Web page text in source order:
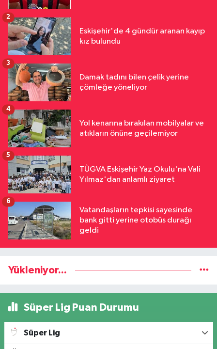
Eskişehir'de 4 gündür aranan kayıp
kız bulundu
2
Damak tadını bilen çelik yerine
çömleğe yöneliyor
3
Yol kenarına bırakılan mobilyalar ve
atıkların önüne geçilemiyor
4
TÜGVA Eskişehir Yaz Okulu'na Vali
Yılmaz'dan anlamlı ziyaret
5
Vatandaşların tepkisi sayesinde
bank gitti yerine otobüs durağı
geldi
6
Yükleniyor...
Süper Lig Puan Durumu
Süper Lig